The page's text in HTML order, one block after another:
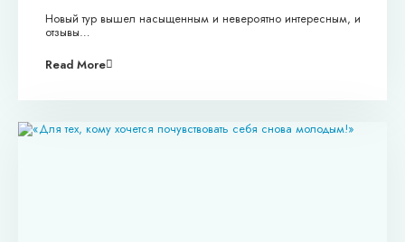
Новый тур вышел насыщенным и невероятно интересным, и
отзывы…
Read More